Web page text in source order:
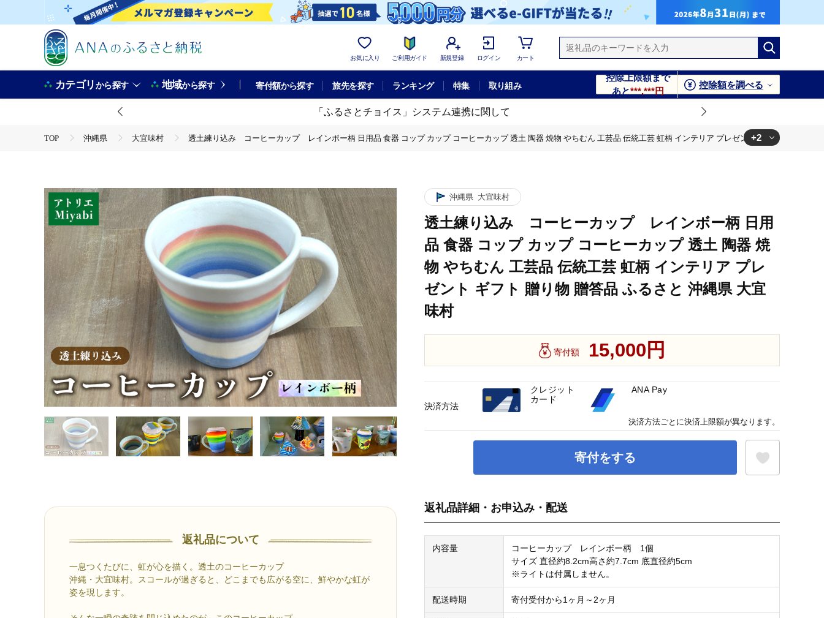
お気に入り ご利用ガイド 新規登録 ログイン カート
カテゴリから探す 地域から探す 寄付額から探す 旅先を探す ランキング 特集 取り組み
控除上限額まで
あと***,***円
控除額を調べる
「ふるさとチョイス」システム連携に関して
TOP 沖縄県 大宜味村
透土練り込み コーヒーカップ レインボー柄 日用品 食器 コップ カップ コーヒーカップ 透土 陶器 焼物 やちむん 工芸品 伝統工芸 虹柄 インテリア プレゼント ギフト 贈り物 贈
透土練り込み コーヒーカップ レインボー柄 日用品 食器 コップ カップ コーヒーカップ 透土 陶器 焼物 やちむん 工芸品 伝統工芸 虹柄 インテリア プレゼント ギフト 贈り物 贈答品 ふるさと 沖縄県 大宜
味村
+2
返礼品について
一息つくたびに、虹が心を描く。透土のコーヒーカップ
沖縄・大宜味村。スコールが過ぎると、どこまでも広がる空に、鮮やかな虹が
姿を現します。
沖縄県 大宜味村
透土練り込み コーヒーカップ レインボー柄 日用
品 食器 コップ カップ コーヒーカップ 透土 陶器 焼
物 やちむん 工芸品 伝統工芸 虹柄 インテリア プレ
ゼント ギフト 贈り物 贈答品 ふるさと 沖縄県 大宜
味村
寄付額 15,000円
寄付をする
返礼品詳細・お申込み・配送
内容量
コーヒーカップ レインボー柄 1個
サイズ 直径約8.2cm高さ約7.7cm 底直径約5cm
※ライトは付属しません。
配送時期 寄付受付から1ヶ月～2ヶ月
決済方法
クレジット
カード
ANA Pay
決済方法ごとに決済上限額が異なります。